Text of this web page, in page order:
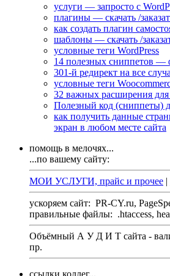
услуги — запросто с
плагины — скачать /
как создать плагин
шаблоны — скачать /
условные теги WordPress
14 полезных сниппетов —
301-й редирект на все
условные теги
32 важных расширения для
Полезный код (сниппеты)
как получить данные
экран в любом месте сайта
помощь в мелочях...
...по вашему сайту:
МОИ УСЛУГИ, прайс и прочее |
ускоряем сайт: PR-CY.ru,
правильные файлы: .htaccess,
Объёмный А У Д И Т сайта -
пр.